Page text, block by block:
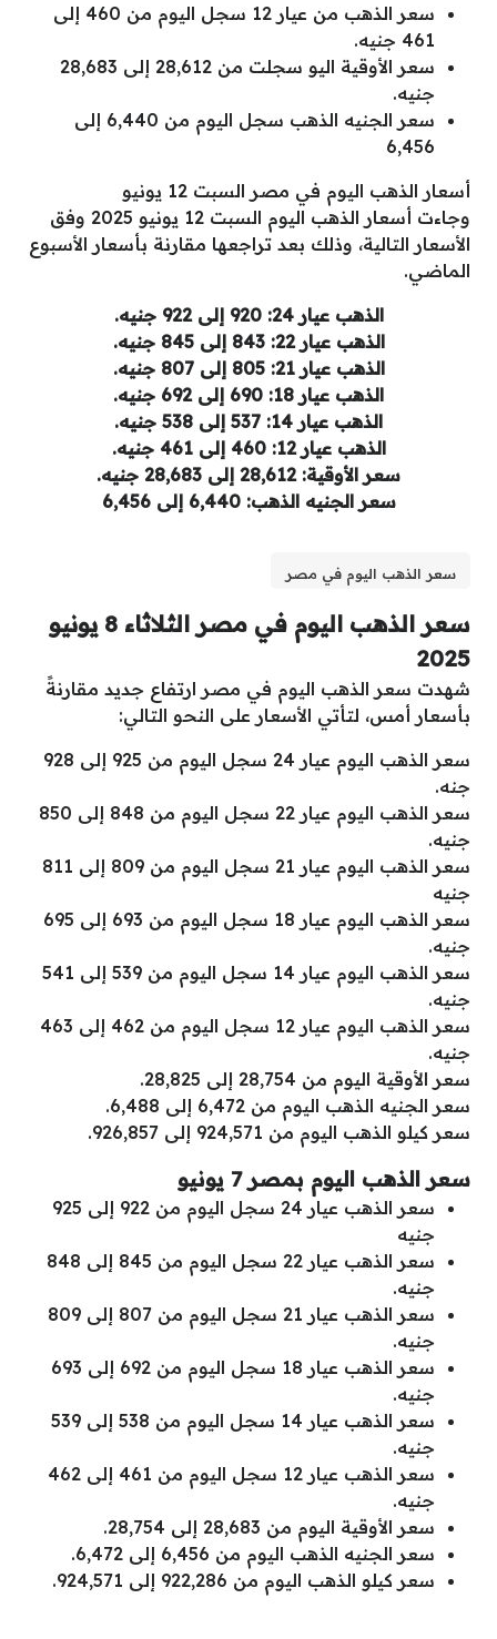
سعر الذهب من عيار 12 سجل اليوم من 460 إلى
461 جنيه.
سعر الأوقية اليو سجلت من 28,612 إلى 28,683
جنيه.
سعر الجنيه الذهب سجل اليوم من 6,440 إلى
6,456
أسعار الذهب اليوم في مصر السبت 12 يونيو
وجاءت أسعار الذهب اليوم السبت 12 يونيو 2025 وفق
الأسعار التالية، وذلك بعد تراجعها مقارنة بأسعار الأسبوع
الماضي.
الذهب عيار 24: 920 إلى 922 جنيه.
الذهب عيار 22: 843 إلى 845 جنيه.
الذهب عيار 21: 805 إلى 807 جنيه.
الذهب عيار 18: 690 إلى 692 جنيه.
الذهب عيار 14: 537 إلى 538 جنيه.
الذهب عيار 12: 460 إلى 461 جنيه.
سعر الأوقية: 28,612 إلى 28,683 جنيه.
سعر الجنيه الذهب: 6,440 إلى 6,456
سعر الذهب اليوم في مصر
سعر الذهب اليوم في مصر الثلاثاء 8 يونيو
2025
شهدت سعر الذهب اليوم في مصر ارتفاع جديد مقارنةً
بأسعار أمس، لتأتي الأسعار على النحو التالي:
سعر الذهب اليوم عيار 24 سجل اليوم من 925 إلى 928
جنه.
سعر الذهب اليوم عيار 22 سجل اليوم من 848 إلى 850
جنيه.
سعر الذهب اليوم عيار 21 سجل اليوم من 809 إلى 811
جنيه
سعر الذهب اليوم عيار 18 سجل اليوم من 693 إلى 695
جنيه.
سعر الذهب اليوم عيار 14 سجل اليوم من 539 إلى 541
جنيه.
سعر الذهب اليوم عيار 12 سجل اليوم من 462 إلى 463
جنيه.
سعر الأوقية اليوم من 28,754 إلى 28,825.
سعر الجنيه الذهب اليوم من 6,472 إلى 6,488.
سعر كيلو الذهب اليوم من 924,571 إلى 926,857.
سعر الذهب اليوم بمصر 7 يونيو
سعر الذهب عيار 24 سجل اليوم من 922 إلى 925
جنيه
سعر الذهب عيار 22 سجل اليوم من 845 إلى 848
جنيه.
سعر الذهب عيار 21 سجل اليوم من 807 إلى 809
جنيه.
سعر الذهب عيار 18 سجل اليوم من 692 إلى 693
جنيه.
سعر الذهب عيار 14 سجل اليوم من 538 إلى 539
جنيه.
سعر الذهب عيار 12 سجل اليوم من 461 إلى 462
جنيه.
سعر الأوقية اليوم من 28,683 إلى 28,754.
سعر الجنيه الذهب اليوم من 6,456 إلى 6,472.
سعر كيلو الذهب اليوم من 922,286 إلى 924,571.